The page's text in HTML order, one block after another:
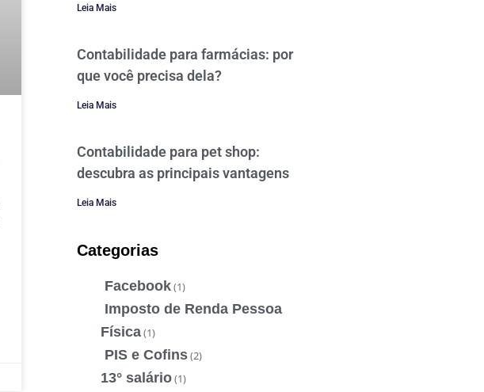
Leia Mais
Contabilidade para farmácias: por
que você precisa dela?
Leia Mais
Contabilidade para pet shop:
descubra as principais vantagens
Leia Mais
Categorias
Facebook(1)
Imposto de Renda Pessoa
Física(1)
PIS e Cofins(2)
13° salário(1)